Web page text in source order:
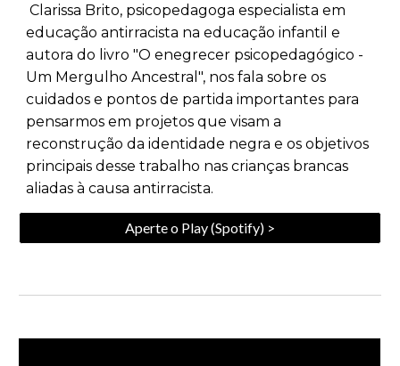
Clarissa Brito, psicopedagoga especialista em
educação antirracista na educação infantil e
autora do livro "O enegrecer psicopedagógico -
Um Mergulho Ancestral", nos fala sobre os
cuidados e pontos de partida importantes para
pensarmos em projetos que visam a
reconstrução da identidade negra e os objetivos
principais desse trabalho nas crianças brancas
aliadas à causa antirracista.
Aperte o Play (Spotify) >